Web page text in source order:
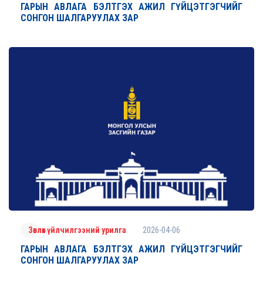
ГАРЫН АВЛАГА БЭЛТГЭХ АЖИЛ ГҮЙЦЭТГЭГЧИЙГ
СОНГОН ШАЛГАРУУЛАХ ЗАР
Зөвлөх үйлчилгээний урилга 2026-04-06
ГАРЫН АВЛАГА БЭЛТГЭХ АЖИЛ ГҮЙЦЭТГЭГЧИЙГ
СОНГОН ШАЛГАРУУЛАХ ЗАР